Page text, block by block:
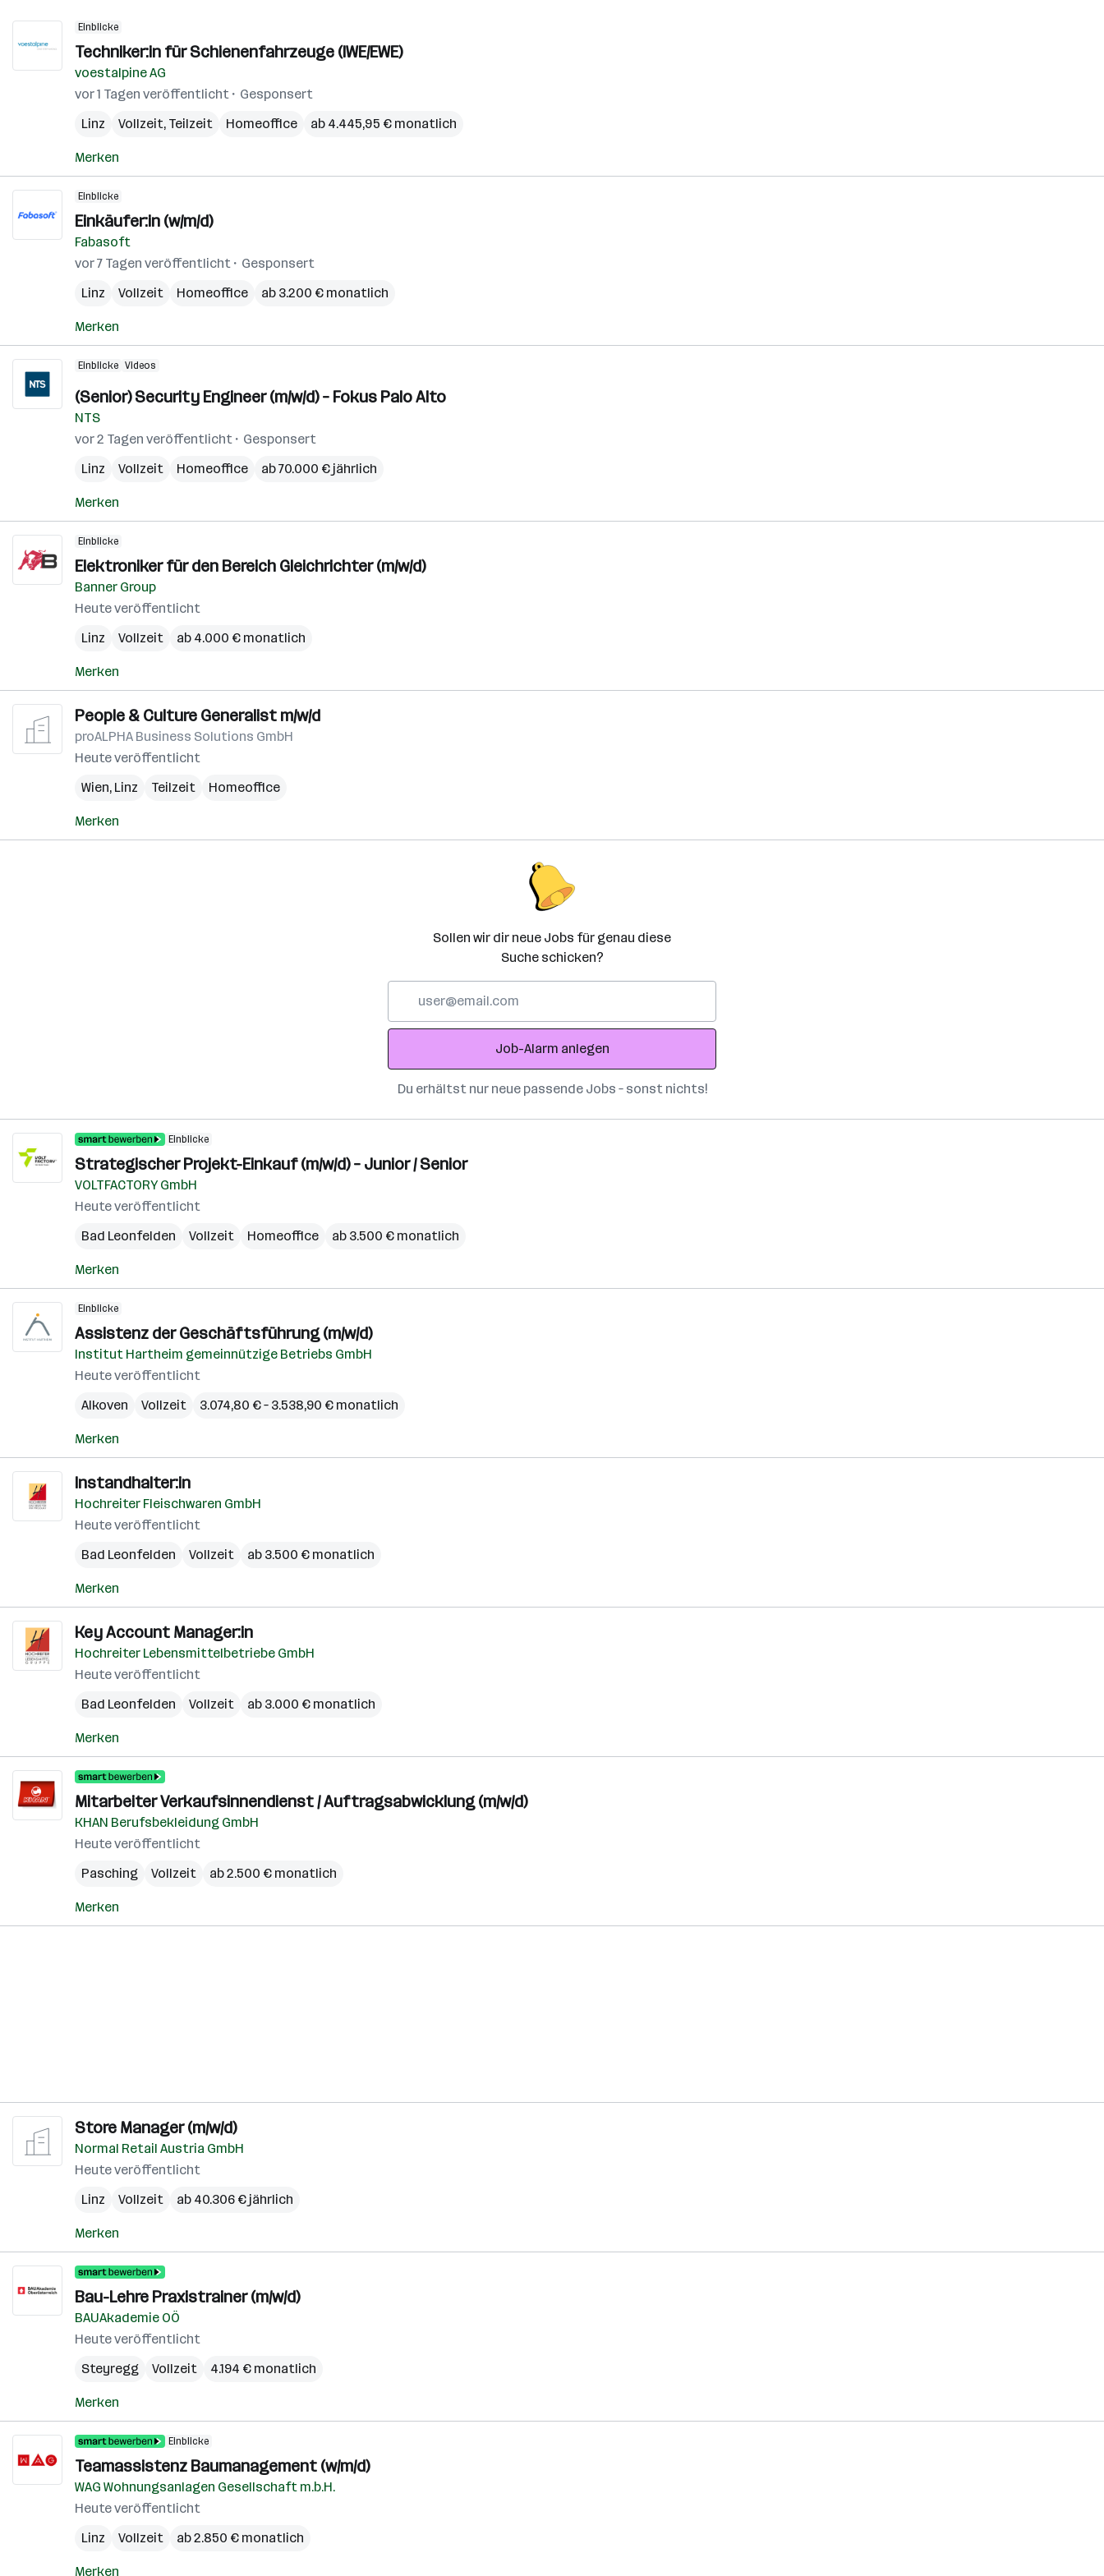
Einblicke
Techniker:in für Schienenfahrzeuge (IWE/EWE)
voestalpine AG
vor 1 Tagen veröffentlicht
Gesponsert
Linz
Vollzeit, Teilzeit Homeoffice ab 4.445,95 € monatlich
Merken
Einblicke
Einkäufer:in (w/m/d)
Fabasoft
vor 7 Tagen veröffentlicht
Gesponsert
Linz
Vollzeit Homeoffice ab 3.200 € monatlich
Merken
Einblicke Videos
(Senior) Security Engineer (m/w/d) – Fokus Palo Alto
NTS
vor 2 Tagen veröffentlicht
Gesponsert
Linz
Vollzeit Homeoffice ab 70.000 € jährlich
Merken
Einblicke
Elektroniker für den Bereich Gleichrichter (m/w/d)
Banner Group
Heute veröffentlicht
Linz
Vollzeit ab 4.000 € monatlich
Merken
People & Culture Generalist m/w/d
proALPHA Business Solutions GmbH
Heute veröffentlicht
Wien, Linz Teilzeit Homeoffice
Merken
Sollen wir dir neue Jobs für genau diese
Suche schicken?
Adresse
Job-Alarm anlegen
Du erhältst nur neue passende Jobs – sonst nichts!
Einblicke
Strategischer Projekt-Einkauf (m/w/d) – Junior / Senior
VOLTFACTORY GmbH
Heute veröffentlicht
Bad Leonfelden
Vollzeit Homeoffice ab 3.500 € monatlich
Merken
Einblicke
Assistenz der Geschäftsführung (m/w/d)
Institut Hartheim gemeinnützige Betriebs GmbH
Heute veröffentlicht
Alkoven
Vollzeit 3.074,80 € – 3.538,90 € monatlich
Merken
Instandhalter:in
Hochreiter Fleischwaren GmbH
Heute veröffentlicht
Bad Leonfelden
Vollzeit ab 3.500 € monatlich
Merken
Key Account Manager:in
Hochreiter Lebensmittelbetriebe GmbH
Heute veröffentlicht
Bad Leonfelden
Vollzeit ab 3.000 € monatlich
Merken
Mitarbeiter Verkaufsinnendienst / Auftragsabwicklung (m/w/d)
KHAN Berufsbekleidung GmbH
Heute veröffentlicht
Pasching
Vollzeit ab 2.500 € monatlich
Merken
Store Manager (m/w/d)
Normal Retail Austria GmbH
Heute veröffentlicht
Linz
Vollzeit ab 40.306 € jährlich
Merken
Bau-Lehre Praxistrainer (m/w/d)
BAUAkademie OÖ
Heute veröffentlicht
Steyregg
Vollzeit 4.194 € monatlich
Merken
Einblicke
Teamassistenz Baumanagement (w/m/d)
WAG Wohnungsanlagen Gesellschaft m.b.H.
Heute veröffentlicht
Linz
Vollzeit ab 2.850 € monatlich
Merken